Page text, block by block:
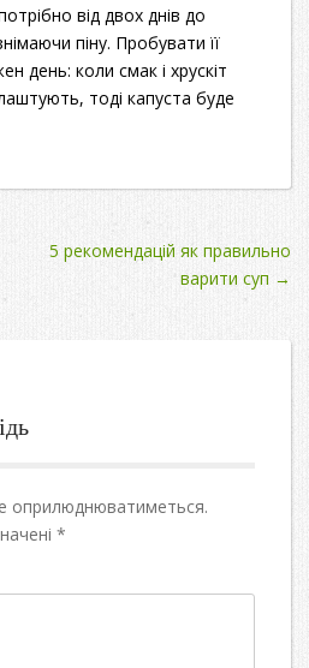
від двох днів до
піну. Пробувати її
день: коли смак і хрускіт
тоді капуста буде
5 рекомендацій як правильно
варити суп →
оприлюднюватиметься.
*